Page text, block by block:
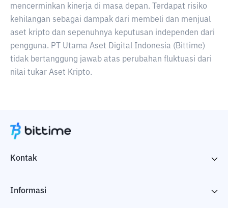
mencerminkan kinerja di masa depan. Terdapat risiko
kehilangan sebagai dampak dari membeli dan menjual
aset kripto dan sepenuhnya keputusan independen dari
pengguna. PT Utama Aset Digital Indonesia (Bittime)
tidak bertanggung jawab atas perubahan fluktuasi dari
nilai tukar Aset Kripto.
Kontak
Informasi